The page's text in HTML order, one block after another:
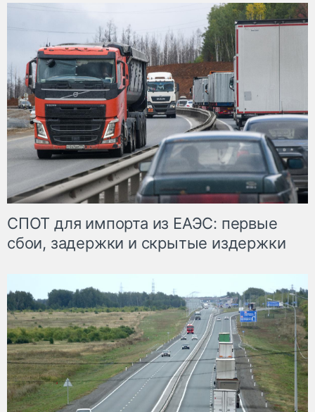
СПОТ для импорта из ЕАЭС: первые
сбои, задержки и скрытые издержки